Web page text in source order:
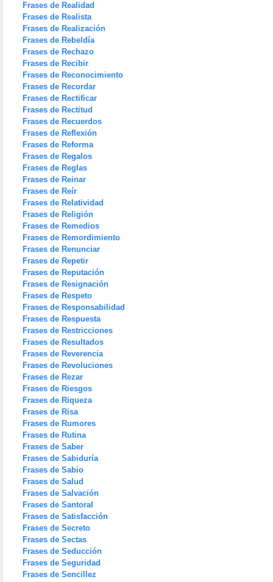
Frases de Realidad
Frases de Realista
Frases de Realización
Frases de Rebeldía
Frases de Rechazo
Frases de Recibir
Frases de Reconocimiento
Frases de Recordar
Frases de Rectificar
Frases de Rectitud
Frases de Recuerdos
Frases de Reflexión
Frases de Reforma
Frases de Regalos
Frases de Reglas
Frases de Reinar
Frases de Reír
Frases de Relatividad
Frases de Religión
Frases de Remedios
Frases de Remordimiento
Frases de Renunciar
Frases de Repetir
Frases de Reputación
Frases de Resignación
Frases de Respeto
Frases de Responsabilidad
Frases de Respuesta
Frases de Restricciones
Frases de Resultados
Frases de Reverencia
Frases de Revoluciones
Frases de Rezar
Frases de Riesgos
Frases de Riqueza
Frases de Risa
Frases de Rumores
Frases de Rutina
Frases de Saber
Frases de Sabiduría
Frases de Sabio
Frases de Salud
Frases de Salvación
Frases de Santoral
Frases de Satisfacción
Frases de Secreto
Frases de Sectas
Frases de Seducción
Frases de Seguridad
Frases de Sencillez